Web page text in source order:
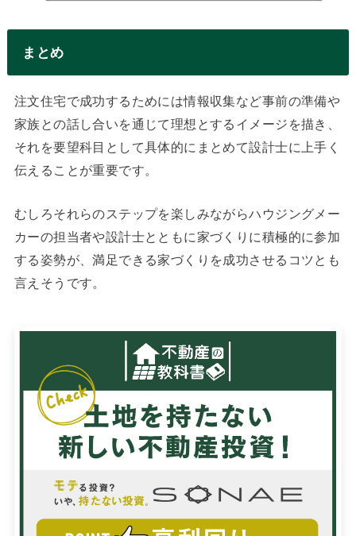
まとめ
注文住宅で成功するためには情報収集など事前の準備や
家族との話し合いを通じて理想とするイメージを描き、
それを要望科目として具体的にまとめて設計士に上手く
伝えることが重要です。
むしろそれらのステップを楽しみながらハウジングメー
カーの担当者や設計士とともに家づくりに積極的に参加
する姿勢が、満足できる家づくりを成功させるコツとも
言えそうです。